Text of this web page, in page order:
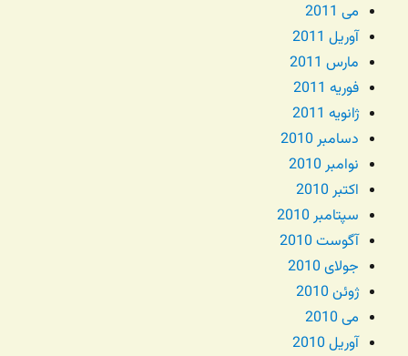
می 2011
آوریل 2011
مارس 2011
فوریه 2011
ژانویه 2011
دسامبر 2010
نوامبر 2010
اکتبر 2010
سپتامبر 2010
آگوست 2010
جولای 2010
ژوئن 2010
می 2010
آوریل 2010